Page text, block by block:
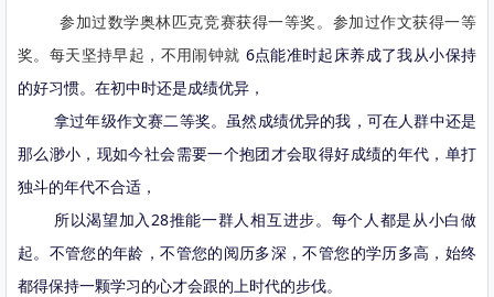
参加过数学奥林匹克竞赛获得一等奖。参加过作文获得一等
奖。每天坚持早起，不用闹钟就 6点能准时起床养成了我从小保持
的好习惯。在初中时还是成绩优异，
拿过年级作文赛二等奖。虽然成绩优异的我，可在人群中还是
那么渺小，现如今社会需要一个抱团才会取得好成绩的年代，单打
独斗的年代不合适，
所以渴望加入28推能一群人相互进步。每个人都是从小白做
起。不管您的年龄，不管您的阅历多深，不管您的学历多高，始终
都得保持一颗学习的心才会跟的上时代的步伐。